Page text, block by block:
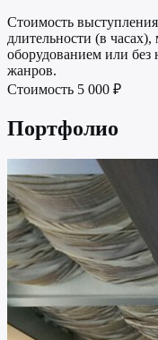
Стоимость
длительности (в
оборудованием или без
жанров.
Стоимость 5 000 ₽
Портфолио